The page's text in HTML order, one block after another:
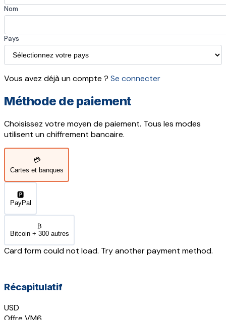
Nom
Pays
Vous avez déjà un compte ? Se connecter
Méthode de paiement
Choisissez votre moyen de paiement. Tous les modes
utilisent un chiffrement bancaire.
💳
Cartes et banques
🅿️
PayPal
₿
Bitcoin + 300 autres
Card form could not load. Try another payment method.
Récapitulatif
USD